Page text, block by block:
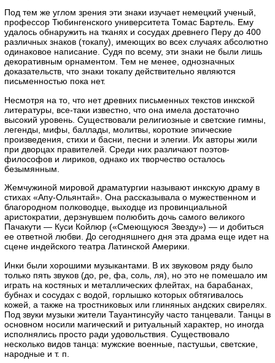
Под тем же углом зрения эти знаки изучает немецкий ученый,
профессор Тюбингенского университета Томас Бартель. Ему
удалось обнаружить на тканях и сосудах древнего Перу до 400
различных знаков (токапу), имеющих во всех случаях абсолютно
одинаковое написание. Судя по всему, эти знаки не были лишь
декоративным орнаментом. Тем не менее, однозначных
доказательств, что знаки токапу действительно являются
письменностью пока нет.
Несмотря на то, что нет древних письменных текстов инкской
литературы, все-таки известно, что она имела достаточно
высокий уровень. Существовали религиозные и светские гимны,
легенды, мифы, баллады, молитвы, короткие эпические
произведения, стихи и басни, песни и элегии. Их авторы жили
при дворцах правителей. Среди них различают поэтов-
философов и лириков, однако их творчество осталось
безымянным.
Жемчужиной мировой драматургии называют инкскую драму в
стихах «Апу-Ольянтай». Она рассказывала о мужественном и
благородном полководце, выходце из провинциальной
аристократии, дерзнувшем полюбить дочь самого великого
Пачакути — Куси Койлюр («Смеющуюся Звезду») — и добиться
ее ответной любви. До сегодняшнего дня эта драма еще идет на
сцене индейского театра Латинской Америки.
Инки были хорошими музыкантами. В их звуковом ряду было
только пять звуков (до, ре, фа, соль, ля), но это не помешало им
играть на костяных и металлических флейтах, на барабанах,
бубнах и сосудах с водой, горлышко которых обтягивалось
кожей, а также на тростниковых или глиняных андских свирелях.
Под звуки музыки жители Тауантинсуйу часто танцевали. Танцы в
основном носили магический и ритуальный характер, но иногда
исполнялись просто ради удовольствия. Существовало
несколько видов танца: мужские военные, пастушьи, светские,
народные и т. п.